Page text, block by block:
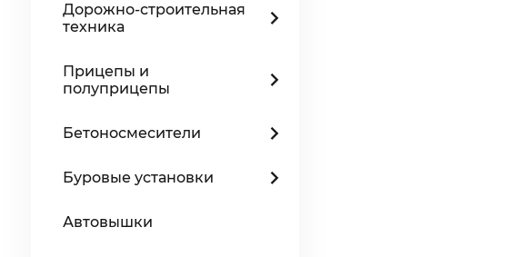
Дорожно-строительная
техника
Прицепы и
полуприцепы
Бетоносмесители
Буровые установки
Автовышки